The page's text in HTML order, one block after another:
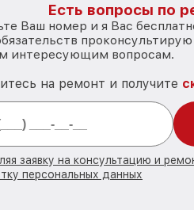
Есть вопросы по
Ваш номер и я Вас
проконсультирую
интересующим вопросам.
на ремонт и получите
заявку на консультацию и
персональных данных